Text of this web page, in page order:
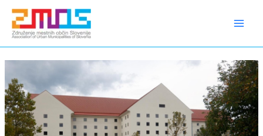
content
Preskoči
vsebino